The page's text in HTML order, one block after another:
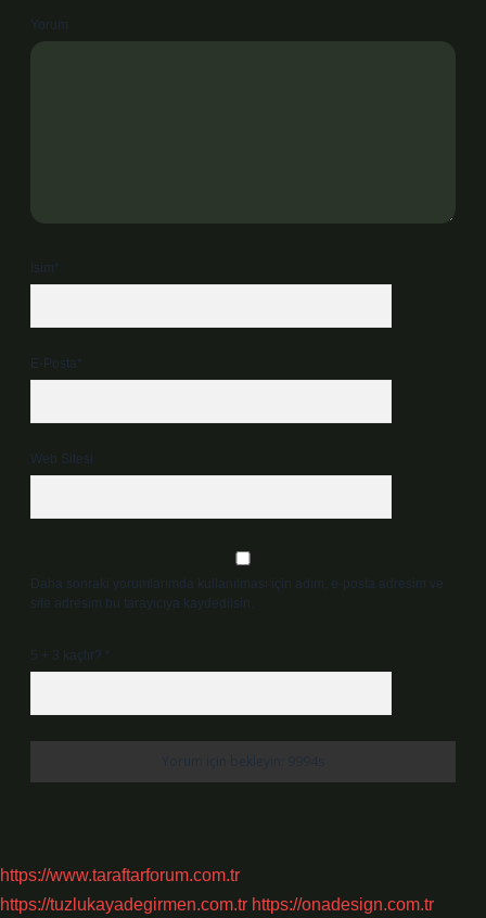
Yorum
İsim*
E-Posta*
Web Sitesi
Daha sonraki yorumlarımda kullanılması için adım, e-posta adresim ve
site adresim bu tarayıcıya kaydedilsin.
5 + 3 kaçtır? *
https://www.taraftarforum.com.tr
https://tuzlukayadegirmen.com.tr https://onadesign.com.tr